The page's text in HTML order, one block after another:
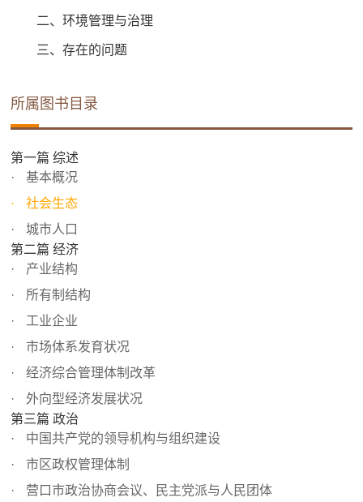
二、环境管理与治理
三、存在的问题
所属图书目录
第一篇 综述
基本概况
社会生态
城市人口
第二篇 经济
产业结构
所有制结构
工业企业
市场体系发育状况
经济综合管理体制改革
外向型经济发展状况
第三篇 政治
中国共产党的领导机构与组织建设
市区政权管理体制
营口市政治协商会议、民主党派与人民团体